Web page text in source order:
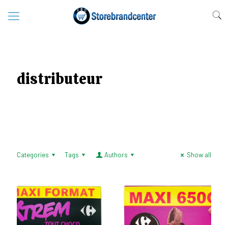
distributeur
Categories Tags Authors Show all